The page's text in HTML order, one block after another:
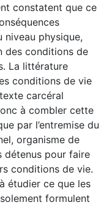
constatent que ce
niveau physique,
des conditions de
La littérature
conditions de vie
carcéral
à combler cette
par l’entremise du
organisme de
détenus pour faire
conditions de vie.
étudier ce que les
formulent